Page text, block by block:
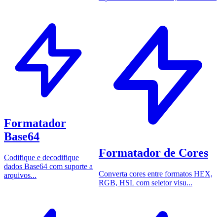
Formatador
Base64
Codifique e decodifique
dados Base64 com suporte a
arquivos...
Formatador de Cores
Converta cores entre formatos HEX,
RGB, HSL com seletor visu...